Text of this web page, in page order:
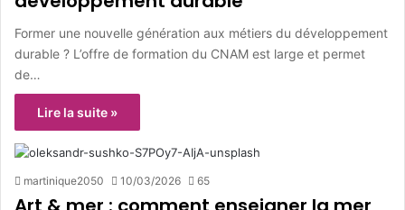
Former une nouvelle génération aux métiers du développement
durable ? L’offre de formation du CNAM est large et permet
de…
Lire la suite »
martinique2050 10/03/2026 65